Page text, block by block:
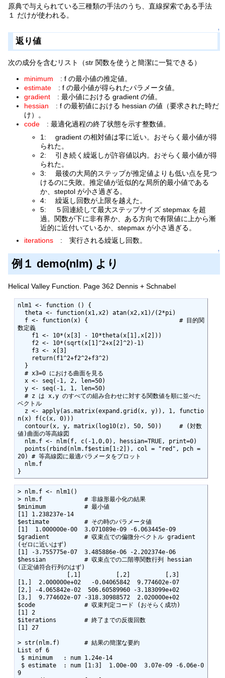
原典で与えられている三種類の手法のうち、直線探索である手法
１ だけが使われる。
↑
返り値
次の成分を含むリスト（str 関数を使うと簡潔に一覧できる）
minimum : f の最小値の推定値。
estimate : f の最小値が得られたパラメータ値。
gradient : 最小値における gradient の値。
hessian : f の最初値における hessian の値（要求された時だ
け）。
code : 最適化過程の終了状態を示す整数値。
1: gradient の相対値は零に近い。おそらく最小値が得
られた。
2: 引き続く繰返しが許容値以内。おそらく最小値が得
られた。
3: 最後の大局的ステップが推定値よりも低い点を見つ
けるのに失敗。推定値が近似的な局所的最小値である
か、steptol が小さ過ぎる。
4: 繰返し回数が上限を越えた。
5: ５回連続して最大ステップサイズ stepmax を超
過。関数が下に非有界か、ある方向で有限値に上から漸
近的に近付いているか、stepmax が小さ過ぎる。
iterations : 実行される繰返し回数。
↑
例１ demo(nlm) より
Helical Valley Function. Page 362 Dennis + Schnabel
nlm1 <- function () {
数定義
ベクトル
n(x) f(c(x, 0)))
値)曲面の等高線図
20) # 等高線図に最適パラメータをプロット
}
> nlm.f <- nlm1()
> nlm.f            # 非線形最小化の結果
$minimum           # 最小値
[1] 1.238237e-14
$estimate          # その時のパラメータ値
[1]  1.000000e-00  3.071089e-09 -6.063445e-09
$gradient          # 収束点での偏微分ベクトル gradient
(ゼロに近いはず)
[1] -3.755775e-07  3.485886e-06 -2.202374e-06
$hessian           # 収束点での二階導関数行列 hessian
(正定値符合行列のはず)
[1,]  2.000000e+02   -0.04065842  9.774602e-07
[2,] -4.065842e-02  506.60589960 -3.183099e+02
[3,]  9.774602e-07 -318.30988572  2.020000e+02
$code              # 収束判定コード (おそらく成功)
[1] 2
$iterations        # 終了までの反復回数
[1] 27
> str(nlm.f)       # 結果の簡潔な要約
List of 6
9